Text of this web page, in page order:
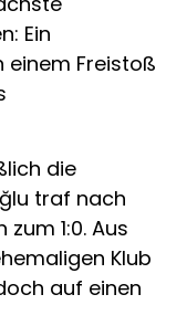
Ein
einem Freistoß
die
traf nach
1:0. Aus
Klub
auf einen